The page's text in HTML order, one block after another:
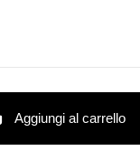
Aggiungi al carrello